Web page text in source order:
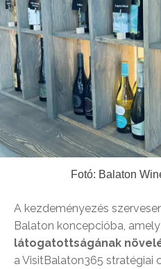
Fotó: Balaton
A kezdeményezés
Balaton koncepcióba, amely
látogatottságának
a VisitBalaton365 stratégiai